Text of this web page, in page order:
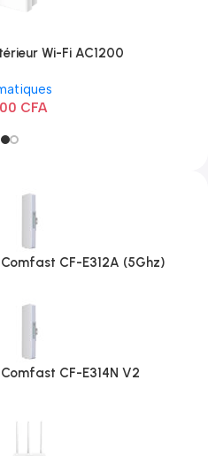
Wi-Fi AC1200
CFA
Comfast CF-E312A (5Ghz)
Comfast CF-E314N V2